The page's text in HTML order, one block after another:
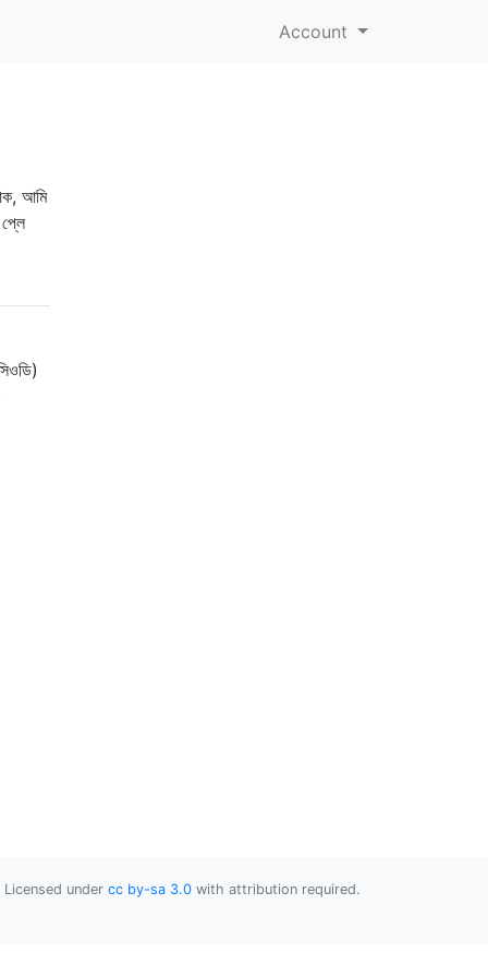
Account
আমি
Licensed under cc by-sa 3.0 with attribution required.